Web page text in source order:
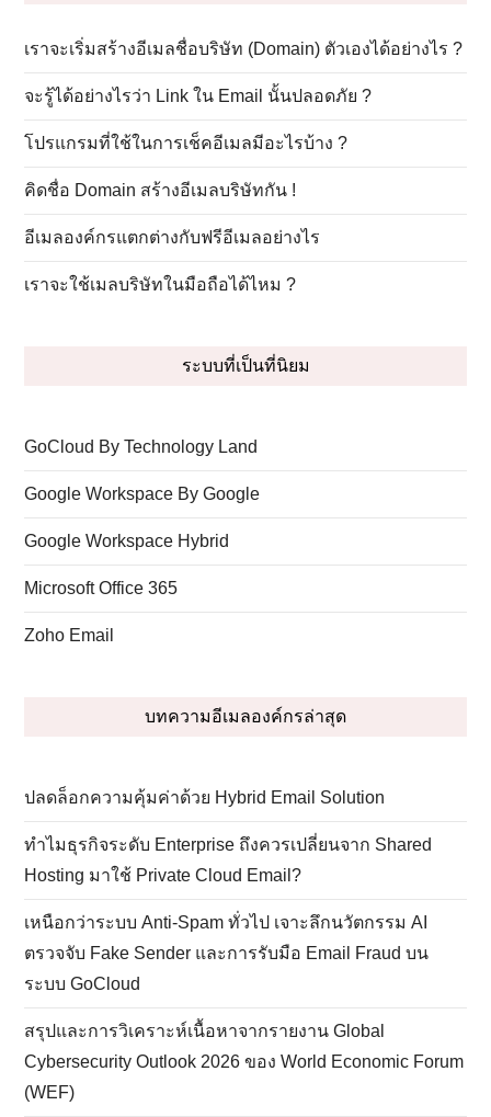
เราจะเริ่มสร้างอีเมลชื่อบริษัท (Domain) ตัวเองได้อย่างไร ?
จะรู้ได้อย่างไรว่า Link ใน Email นั้นปลอดภัย ?
โปรแกรมที่ใช้ในการเช็คอีเมลมีอะไรบ้าง ?
คิดชื่อ Domain สร้างอีเมลบริษัทกัน !
อีเมลองค์กรแตกต่างกับฟรีอีเมลอย่างไร
เราจะใช้เมลบริษัทในมือถือได้ไหม ?
ระบบที่เป็นที่นิยม
GoCloud By Technology Land
Google Workspace By Google
Google Workspace Hybrid
Microsoft Office 365
Zoho Email
บทความอีเมลองค์กรล่าสุด
ปลดล็อกความคุ้มค่าด้วย Hybrid Email Solution
ทำไมธุรกิจระดับ Enterprise ถึงควรเปลี่ยนจาก Shared
Hosting มาใช้ Private Cloud Email?
เหนือกว่าระบบ Anti-Spam ทั่วไป เจาะลึกนวัตกรรม AI
ตรวจจับ Fake Sender และการรับมือ Email Fraud บน
ระบบ GoCloud
สรุปและการวิเคราะห์เนื้อหาจากรายงาน Global
Cybersecurity Outlook 2026 ของ World Economic Forum
(WEF)